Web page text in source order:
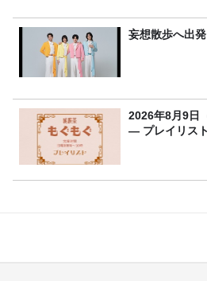
妄想散歩へ出
2026年8月9日
― プレイリスト